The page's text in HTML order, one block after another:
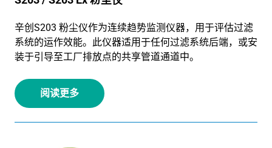
辛创S203 粉尘仪作为连续趋势监测仪器，用于评估过滤
系统的运作效能。此仪器适用于任何过滤系统后端，或安
装于引导至工厂排放点的共享管道通道中。
阅读更多